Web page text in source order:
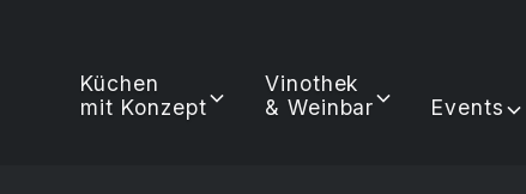
Küchen
mit Konzept
Vinothek
& Weinbar
Events